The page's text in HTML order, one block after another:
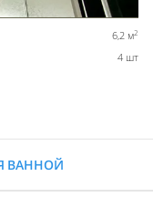
6,2 м2
4 шт
ВАННОЙ